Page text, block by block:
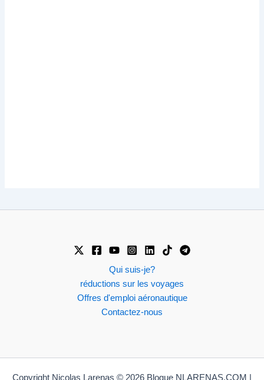
Qui suis-je?
réductions sur les voyages
Offres d'emploi aéronautique
Contactez-nous
Copyright Nicolas Larenas © 2026 Blogue NLARENAS.COM |